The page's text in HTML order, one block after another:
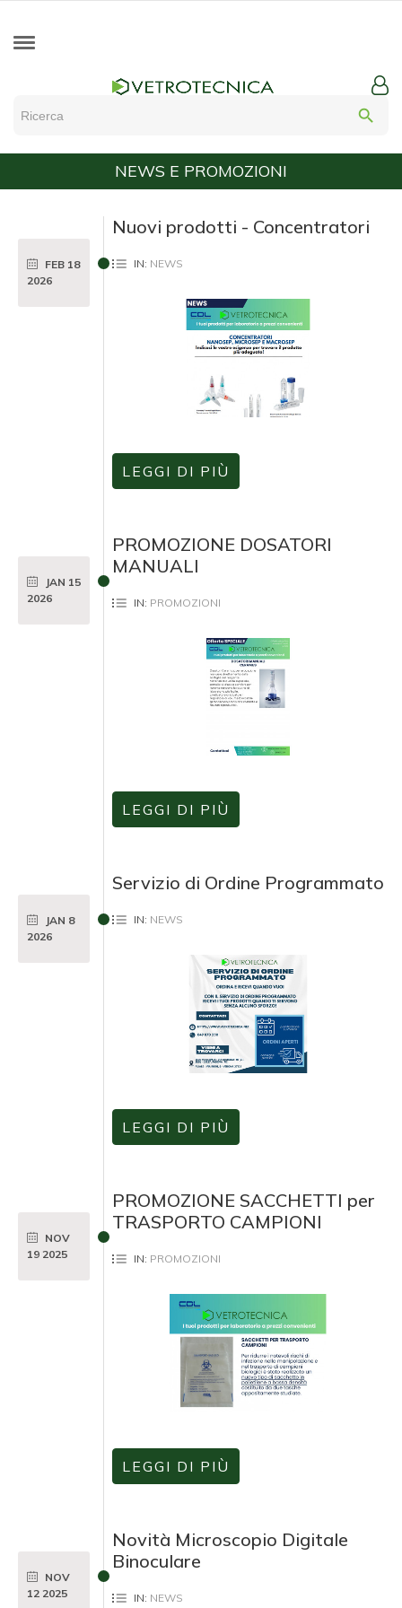
search
NEWS E PROMOZIONI
Nuovi prodotti - Concentratori
IN: NEWS
FEB 18
2026
LEGGI DI PIÙ
PROMOZIONE DOSATORI
MANUALI
IN: PROMOZIONI
JAN 15
2026
LEGGI DI PIÙ
Servizio di Ordine Programmato
IN: NEWS
JAN 8
2026
LEGGI DI PIÙ
PROMOZIONE SACCHETTI per
TRASPORTO CAMPIONI
IN: PROMOZIONI
NOV
19 2025
LEGGI DI PIÙ
Novità Microscopio Digitale
Binoculare
IN: NEWS
NOV
12 2025